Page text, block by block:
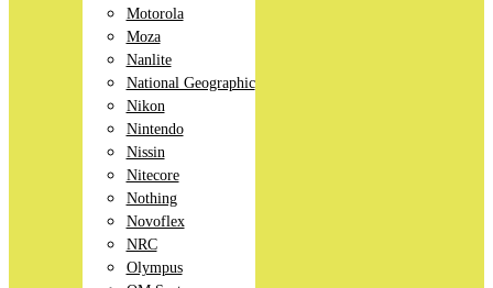
Motorola
Moza
Nanlite
National Geographic
Nikon
Nintendo
Nissin
Nitecore
Nothing
Novoflex
NRC
Olympus